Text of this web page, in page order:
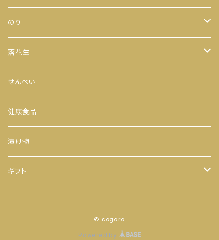
緑茶
100ｇ
200ｇ
玄米茶
茎茶
玉露
番茶
ほうじ茶
のり
全型
手巻のり
おにぎりのり
カットのり
八千代 八福神のり
落花生
からつき
平袋（中袋サイズ）
一期一会（小袋サイズ）
せんべい
健康食品
漬け物
ギフト
© sogoro
Powered by